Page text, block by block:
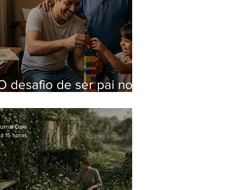
desafio de ser pai no
Daki
15 horas